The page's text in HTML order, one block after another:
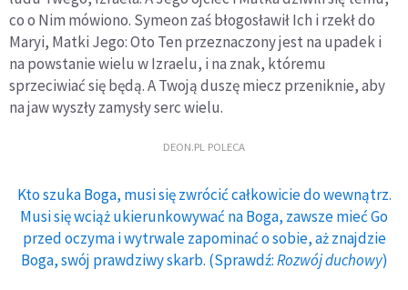
co o Nim mówiono. Symeon zaś błogosławił Ich i rzekł do
Maryi, Matki Jego: Oto Ten przeznaczony jest na upadek i
na powstanie wielu w Izraelu, i na znak, któremu
sprzeciwiać się będą. A Twoją duszę miecz przeniknie, aby
na jaw wyszły zamysły serc wielu.
DEON.PL POLECA
Kto szuka Boga, musi się zwrócić całkowicie do wewnątrz.
Musi się wciąż ukierunkowywać na Boga, zawsze mieć Go
przed oczyma i wytrwale zapominać o sobie, aż znajdzie
Boga, swój prawdziwy skarb. (Sprawdź:Rozwój duchowy)